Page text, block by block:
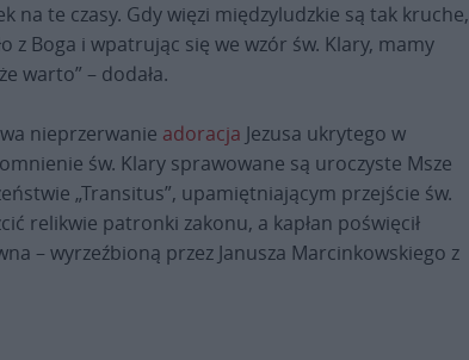
na te czasy. Gdy więzi międzyludzkie są tak kruche,
z Boga i wpatrując się we wzór św. Klary, mamy
warto” – dodała.
nieprzerwanie adoracja Jezusa ukrytego w
św. Klary sprawowane są uroczyste Msze
„Transitus”, upamiętniającym przejście św.
relikwie patronki zakonu, a kapłan poświęcił
– wyrzeźbioną przez Janusza Marcinkowskiego z